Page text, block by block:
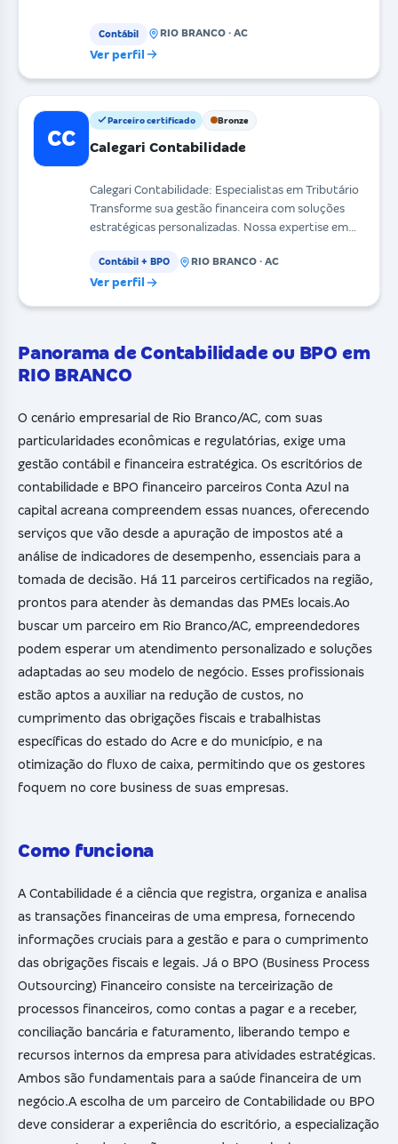
Contábil RIO BRANCO · AC
Ver perfil
CC
Parceiro certificado Bronze
Calegari Contabilidade
Calegari Contabilidade: Especialistas em Tributário
Transforme sua gestão financeira com soluções
estratégicas personalizadas. Nossa expertise em
Contábil + BPO RIO BRANCO · AC
Ver perfil
Panorama de Contabilidade ou BPO em
RIO BRANCO
O cenário empresarial de Rio Branco/AC, com suas
particularidades econômicas e regulatórias, exige uma
gestão contábil e financeira estratégica. Os escritórios de
contabilidade e BPO financeiro parceiros Conta Azul na
capital acreana compreendem essas nuances, oferecendo
serviços que vão desde a apuração de impostos até a
análise de indicadores de desempenho, essenciais para a
tomada de decisão. Há 11 parceiros certificados na região,
prontos para atender às demandas das PMEs locais.Ao
buscar um parceiro em Rio Branco/AC, empreendedores
podem esperar um atendimento personalizado e soluções
adaptadas ao seu modelo de negócio. Esses profissionais
estão aptos a auxiliar na redução de custos, no
cumprimento das obrigações fiscais e trabalhistas
específicas do estado do Acre e do município, e na
otimização do fluxo de caixa, permitindo que os gestores
foquem no core business de suas empresas.
Como funciona
A Contabilidade é a ciência que registra, organiza e analisa
as transações financeiras de uma empresa, fornecendo
informações cruciais para a gestão e para o cumprimento
das obrigações fiscais e legais. Já o BPO (Business Process
Outsourcing) Financeiro consiste na terceirização de
processos financeiros, como contas a pagar e a receber,
conciliação bancária e faturamento, liberando tempo e
recursos internos da empresa para atividades estratégicas.
Ambos são fundamentais para a saúde financeira de um
negócio.A escolha de um parceiro de Contabilidade ou BPO
deve considerar a experiência do escritório, a especialização